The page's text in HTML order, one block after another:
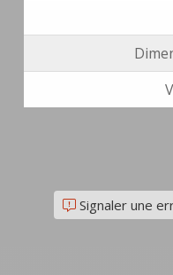
Signaler une